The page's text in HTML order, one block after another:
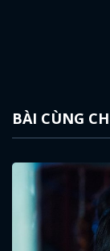
BÀI CÙNG